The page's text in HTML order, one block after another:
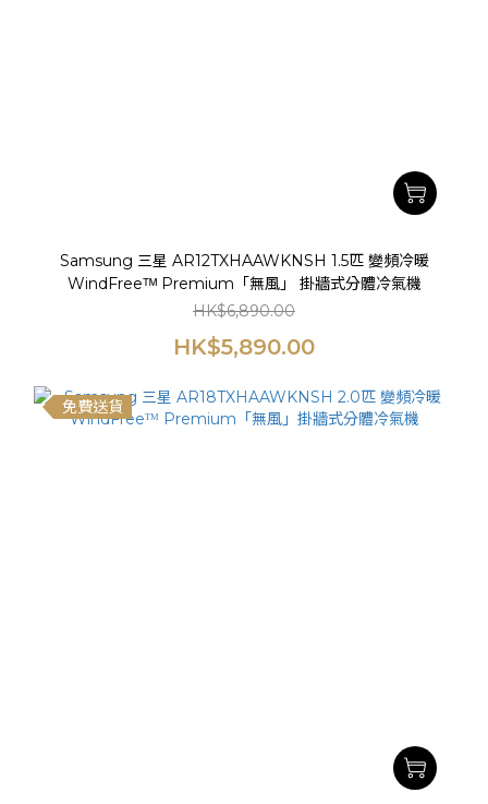
Samsung 三星 AR12TXHAAWKNSH 1.5匹 變頻冷暖
WindFreeᵀᴹ Premium「無風」 掛牆式分體冷氣機
HK$6,890.00
HK$5,890.00
免費送貨